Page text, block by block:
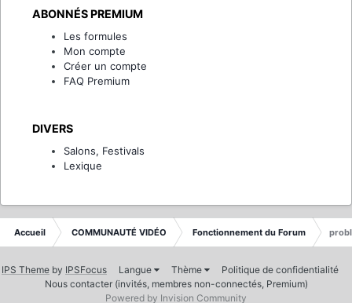
ABONNÉS PREMIUM
Les formules
Mon compte
Créer un compte
FAQ Premium
DIVERS
Salons, Festivals
Lexique
Accueil COMMUNAUTÉ VIDÉO Fonctionnement du Forum
IPS Theme by IPSFocus Langue Thème
Politique de confidentialité
Nous contacter (invités, membres non-connectés, Premium)
Powered by Invision Community